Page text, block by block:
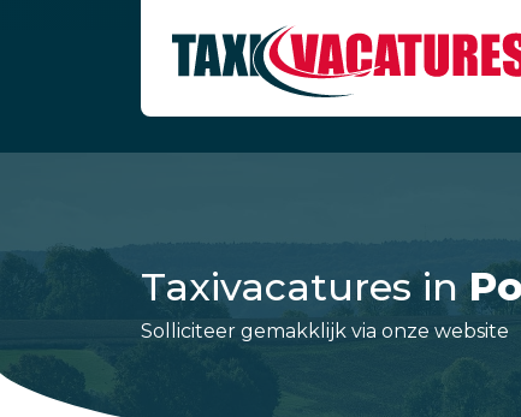
Taxivacatures in
Solliciteer gemakklijk via onze website